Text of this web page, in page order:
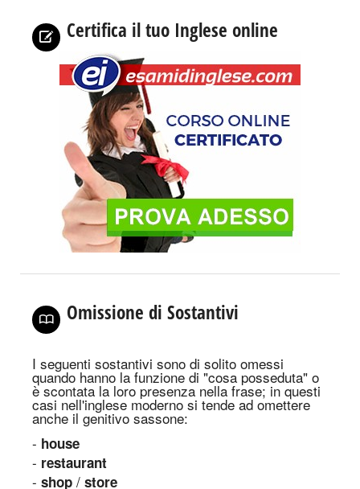
Certifica il tuo Inglese online
Omissione di Sostantivi
I seguenti sostantivi sono di solito omessi
quando hanno la funzione di "cosa posseduta" o
è scontata la loro presenza nella frase; in questi
casi nell'inglese moderno si tende ad omettere
anche il genitivo sassone:
- house
- restaurant
- shop / store